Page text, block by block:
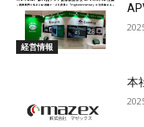
経営情報
本